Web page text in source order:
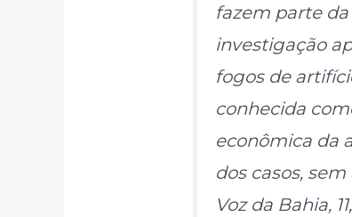
fazem parte
investigação
fogos de
conhecida
econômica da
dos casos,
Voz da Bahia,